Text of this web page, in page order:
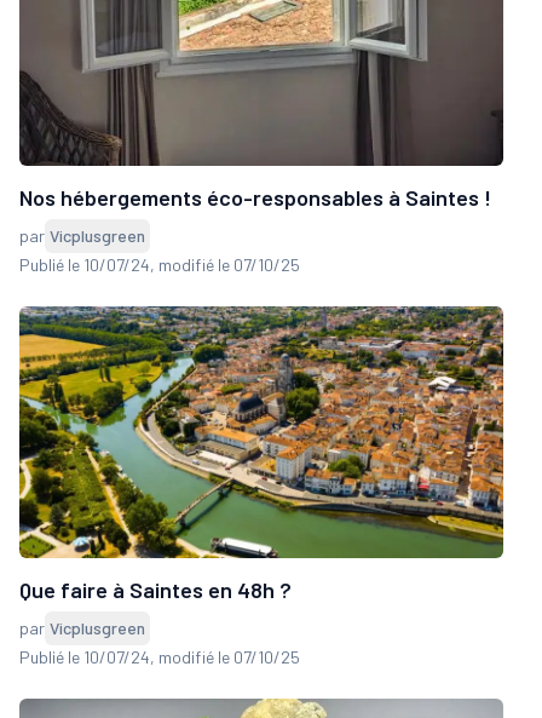
Nos hébergements éco-responsables à Saintes !
par Vicplusgreen
Publié le 10/07/24, modifié le 07/10/25
Que faire à Saintes en 48h ?
par Vicplusgreen
Publié le 10/07/24, modifié le 07/10/25